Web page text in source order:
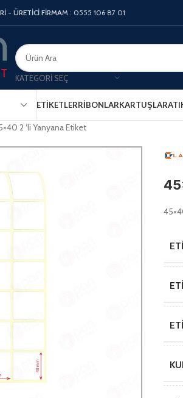
- ÜRETİCİ FİRMAM : 0555 106 87 01
KATEGORI SEÇ
ETIKETLERRIBONLARKARTUŞLAR
2 ‘li Yanyana Etiket